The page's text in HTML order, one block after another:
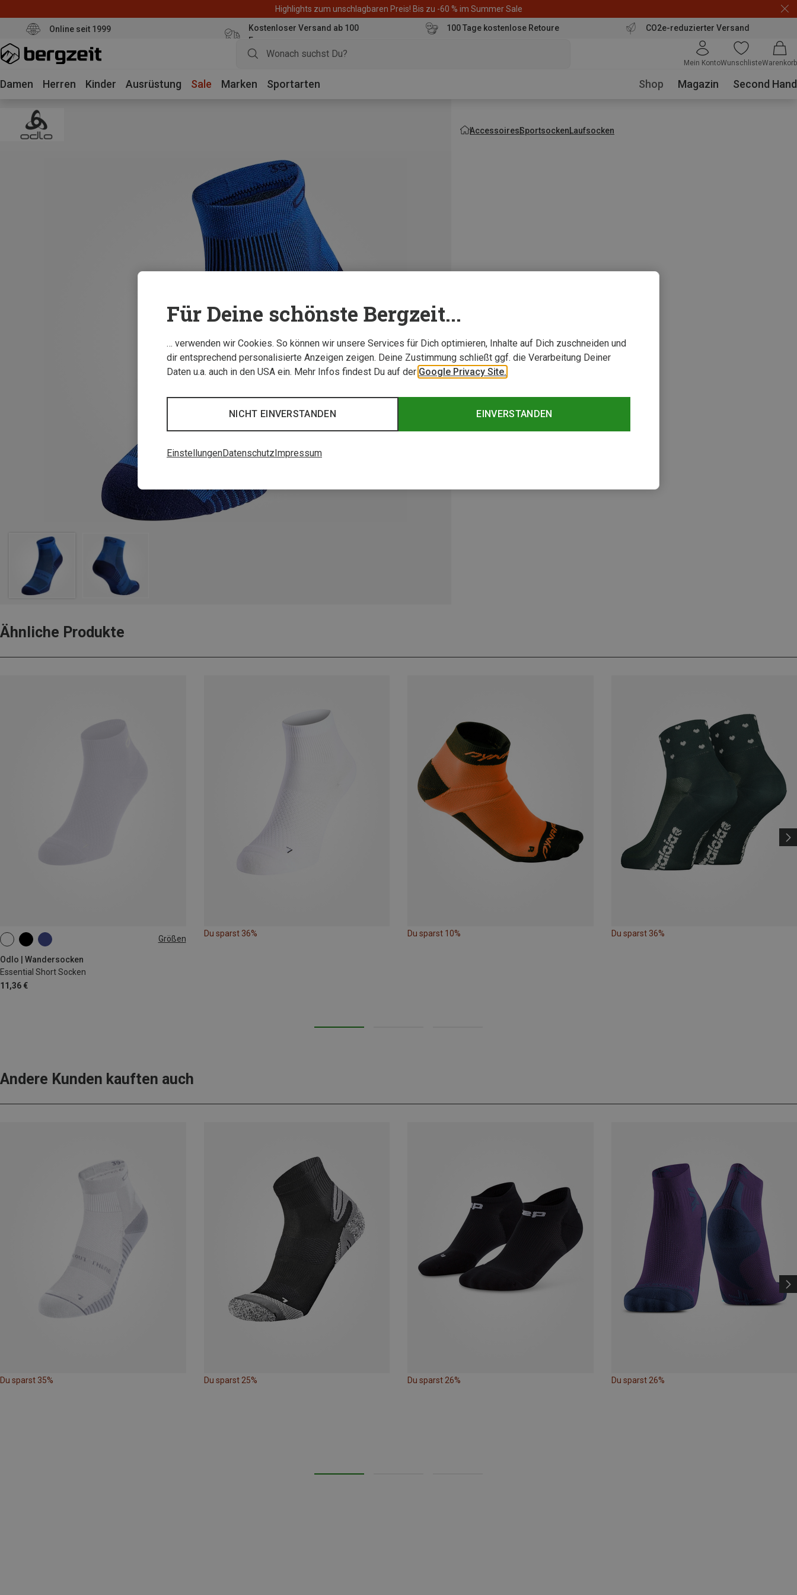
Highlights zum unschlagbaren Preis! Bis zu -60 % im Summer Sale
Online seit 1999
Kostenloser Versand ab 100
Euro
100 Tage kostenlose Retoure CO2e-reduzierter Versand
Mein KontoWunschlisteWarenkorb
Damen Herren Kinder Ausrüstung Sale Marken Sportarten Shop Magazin Second Hand
AccessoiresSportsockenLaufsocken
Ähnliche Produkte
Größen
Odlo | Wandersocken
Essential Short Socken
11,36 €
39|40|41
Du sparst 36% Du sparst 10% Du sparst 36%
Andere Kunden kauften auch
Du sparst 35% Du sparst 25% Du sparst 26% Du sparst 26%
Für Deine schönste Bergzeit...
… verwenden wir Cookies. So können wir unsere Services für Dich optimieren, Inhalte auf Dich zuschneiden und
dir entsprechend personalisierte Anzeigen zeigen. Deine Zustimmung schließt ggf. die Verarbeitung Deiner
Daten u.a. auch in den USA ein. Mehr Infos findest Du auf der Google Privacy Site.
EINVERSTANDEN
NICHT EINVERSTANDEN
EinstellungenDatenschutz Impressum